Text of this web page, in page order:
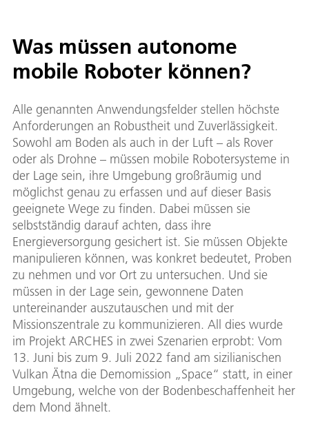
Was müssen autonome
mobile Roboter können?
Alle genannten Anwendungsfelder stellen höchste
Anforderungen an Robustheit und Zuverlässigkeit.
Sowohl am Boden als auch in der Luft – als Rover
oder als Drohne – müssen mobile Robotersysteme in
der Lage sein, ihre Umgebung großräumig und
möglichst genau zu erfassen und auf dieser Basis
geeignete Wege zu finden. Dabei müssen sie
selbstständig darauf achten, dass ihre
Energieversorgung gesichert ist. Sie müssen Objekte
manipulieren können, was konkret bedeutet, Proben
zu nehmen und vor Ort zu untersuchen. Und sie
müssen in der Lage sein, gewonnene Daten
untereinander auszutauschen und mit der
Missionszentrale zu kommunizieren. All dies wurde
im Projekt ARCHES in zwei Szenarien erprobt: Vom
13. Juni bis zum 9. Juli 2022 fand am sizilianischen
Vulkan Ätna die Demomission „Space“ statt, in einer
Umgebung, welche von der Bodenbeschaffenheit her
dem Mond ähnelt.